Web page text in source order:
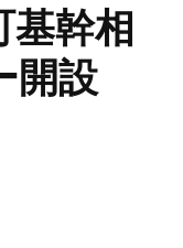
基幹相
開設